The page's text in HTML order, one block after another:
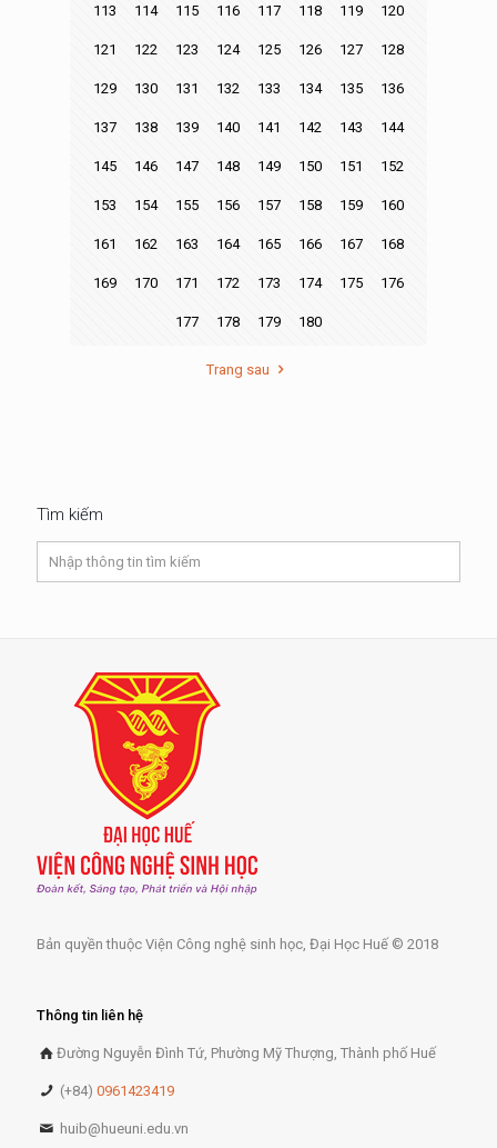
113 114 115 116 117 118 119 120
121 122 123 124 125 126 127 128
129 130 131 132 133 134 135 136
137 138 139 140 141 142 143 144
145 146 147 148 149 150 151 152
153 154 155 156 157 158 159 160
161 162 163 164 165 166 167 168
169 170 171 172 173 174 175 176
177 178 179 180
Trang sau
Tìm kiếm
Bản quyền thuộc Viện Công nghệ sinh học, Đại Học Huế © 2018
Thông tin liên hệ
Đường Nguyễn Đình Tứ, Phường Mỹ Thượng, Thành phố Huế
(+84)0961423419
huib@hueuni.edu.vn